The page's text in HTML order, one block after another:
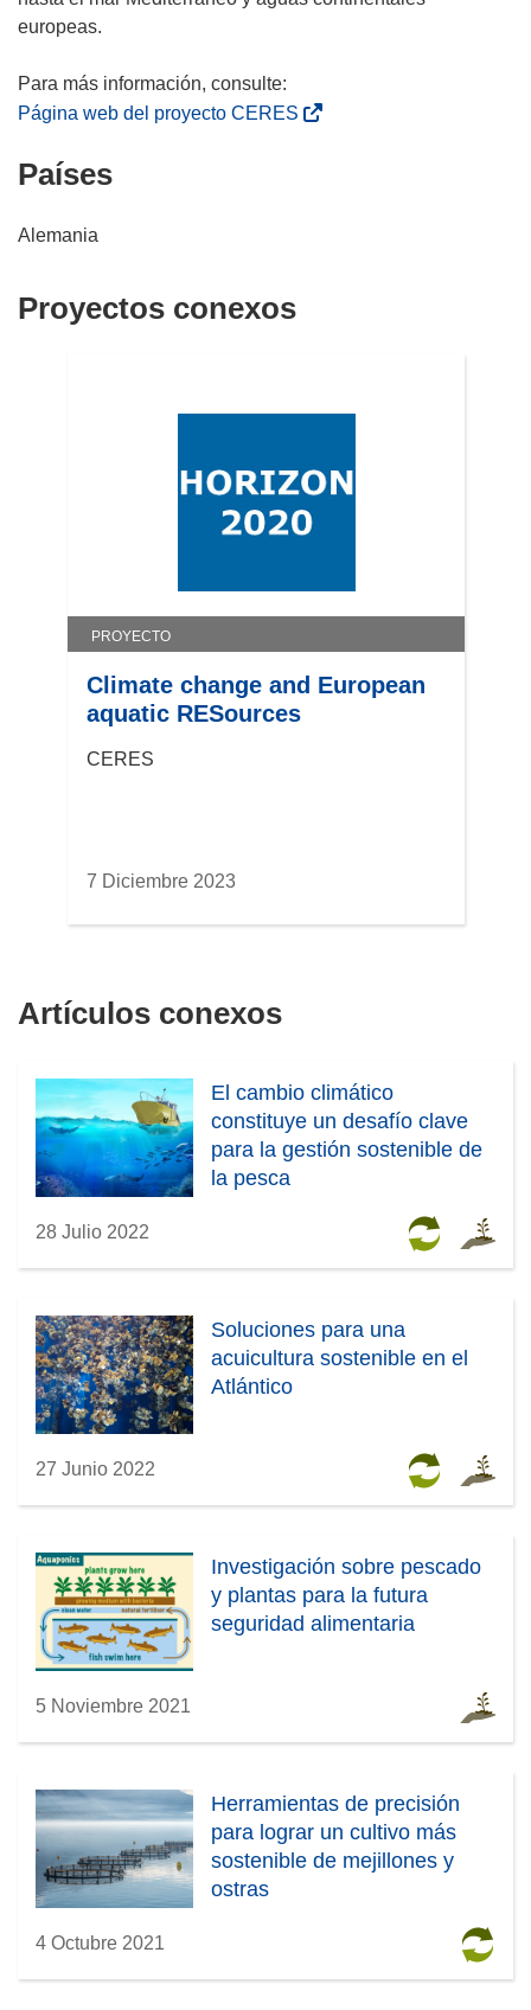
europeas.
Página web del proyecto CERES
a
n
u
v
a
v
e
n
Países
Alemania
Proyectos conexos
PROYECTO
Climate change and European
aquatic RESources
CERES
7 Diciembre 2023
Artículos conexos
El cambio climático
constituye un desafío clave
para la gestión sostenible de
la pesca
28 Julio 2022
Soluciones para una
acuicultura sostenible en el
Atlántico
27 Junio 2022
Investigación sobre pescado
y plantas para la futura
seguridad alimentaria
5 Noviembre 2021
Herramientas de precisión
para lograr un cultivo más
sostenible de mejillones y
ostras
4 Octubre 2021